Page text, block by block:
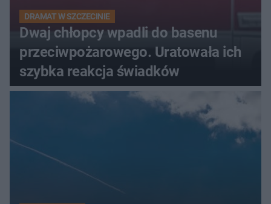
DRAMAT W SZCZECINIE
Dwaj chłopcy wpadli do basenu
przeciwpożarowego. Uratowała ich
szybka reakcja świadków